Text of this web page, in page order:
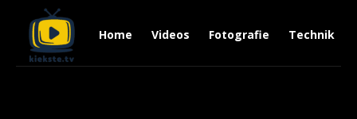
Home Videos Fotografie Technik